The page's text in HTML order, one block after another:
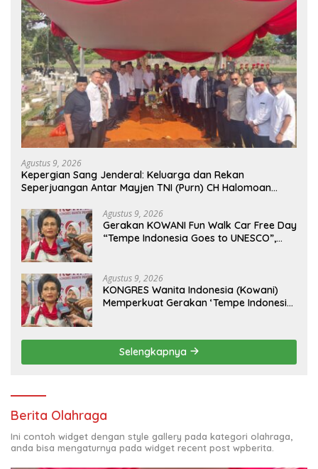
Agustus 9, 2026
Kepergian Sang Jenderal: Keluarga dan Rekan
Seperjuangan Antar Mayjen TNI (Purn) CH Halomoan
Agustus 9, 2026
Gerakan KOWANI Fun Walk Car Free Day
“Tempe Indonesia Goes to UNESCO”,
Agustus 9, 2026
KONGRES Wanita Indonesia (Kowani)
Memperkuat Gerakan ‘Tempe Indonesia
Selengkapnya
Berita Olahraga
Ini contoh widget dengan style gallery pada kategori olahraga,
anda bisa mengaturnya pada widget recent post wpberita.